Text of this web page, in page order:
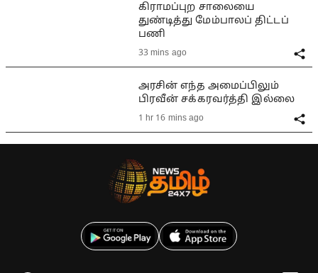
கிராமப்புற சாலையை
துண்டித்து மேம்பாலப் திட்டப்
பணி
33 mins ago
அரசின் எந்த அமைப்பிலும்
பிரவீன் சக்கரவர்த்தி இல்லை
1 hr 16 mins ago